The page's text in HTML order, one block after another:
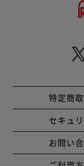
特定商
セキュ
お問い